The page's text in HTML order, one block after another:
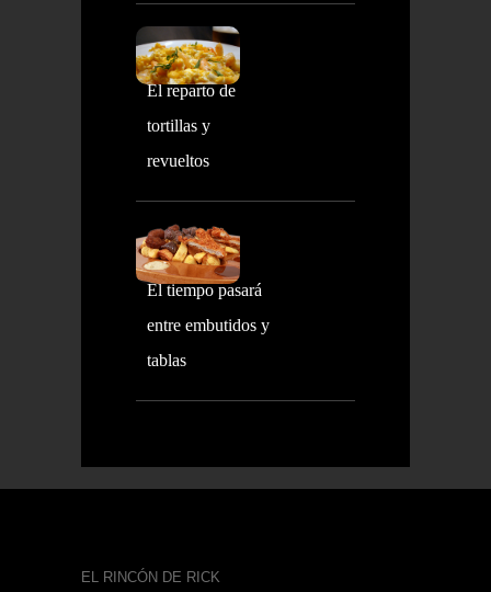
El reparto de
tortillas y
revueltos
El tiempo pasará
entre embutidos y
tablas
EL RINCÓN DE RICK